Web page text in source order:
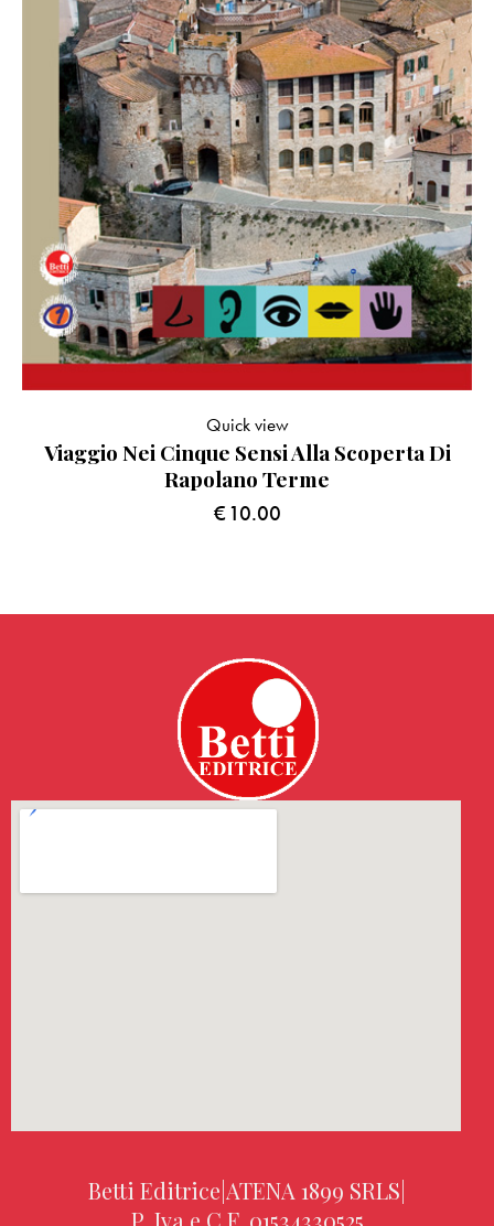
Viaggio Nei Cinque Sensi Alla Scoperta Di
Rapolano Terme
€10.00
Quick view
Betti Editrice|ATENA 1899 SRLS|
P. Iva e C.F. 01534330525